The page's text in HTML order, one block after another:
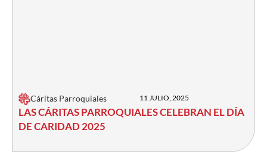
Cáritas Parroquiales 11 JULIO, 2025
LAS CÁRITAS PARROQUIALES CELEBRAN EL DÍA
DE CARIDAD 2025